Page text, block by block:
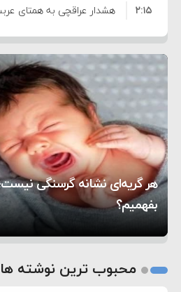
هشدار عراقچی به همتای
آمریکا
۲:۱۵
مقام ارشد امنیتی: برنامه
دیوانگی آمریکا داریم
۷:۱۰
ترامپ دستور حملات جدید
۵:۴۵
سپاه: دو نفتکش متخلف مورد
متوقف شدند
۱۲:۵۹
ترامپ مدعی توافق تاریخی
حماس شد
۸:۵۷
اعتراض عراقچی به همتای
به آمریکا در حملات به ایران
۱۶:۱۹
کشورهایی که به
سختی خواهند گرفت
۱۰:۱۵
سنتکام پایان تجاوز جدید به
۶:۰۵
هر گریه‌ای نشانه گرسنگی نیست؛
بفهمیم؟
تغذیه پدر می‌تواند بر سلامت
روی دیگر زندگی
2
محبوب ترین نوشته ها